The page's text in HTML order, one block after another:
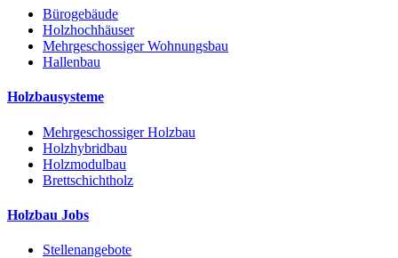
Bürogebäude
Holzhochhäuser
Mehrgeschossiger Wohnungsbau
Hallenbau
Holzbausysteme
Mehrgeschossiger Holzbau
Holzhybridbau
Holzmodulbau
Brettschichtholz
Holzbau Jobs
Stellenangebote